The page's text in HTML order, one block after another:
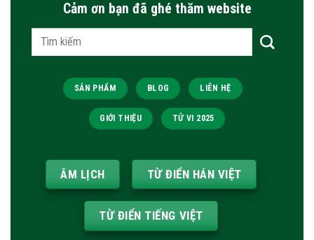
Cảm ơn bạn đã ghé thăm website
Tìm
kiếm:
SẢN PHẨM BLOG LIÊN HỆ
GIỚI THIỆU TỬ VI 2025
ÂM LỊCH TỪ ĐIỂN HÁN VIỆT
TỪ ĐIỂN TIẾNG VIỆT